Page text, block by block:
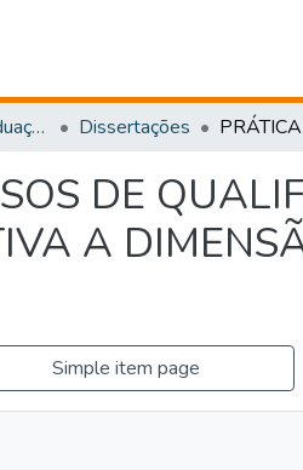
Programa de Pós-Graduação em Educação Dissertações
DE
A
Simple item page